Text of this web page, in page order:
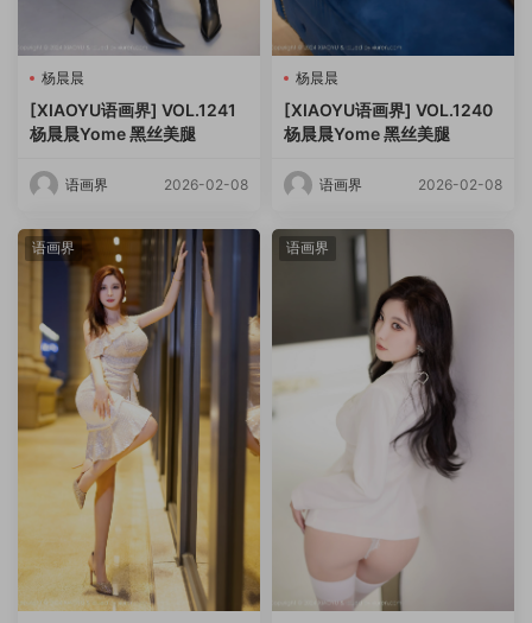
杨晨晨
[XIAOYU语画界] VOL.1241
杨晨晨Yome 黑丝美腿
语画界 2026-02-08
杨晨晨
[XIAOYU语画界] VOL.1240
杨晨晨Yome 黑丝美腿
语画界 2026-02-08
语画界 语画界